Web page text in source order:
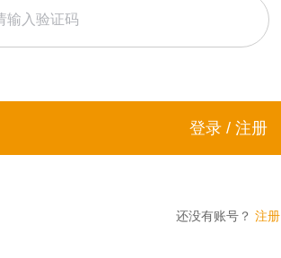
登录 / 注册
还没有账号？ 注册